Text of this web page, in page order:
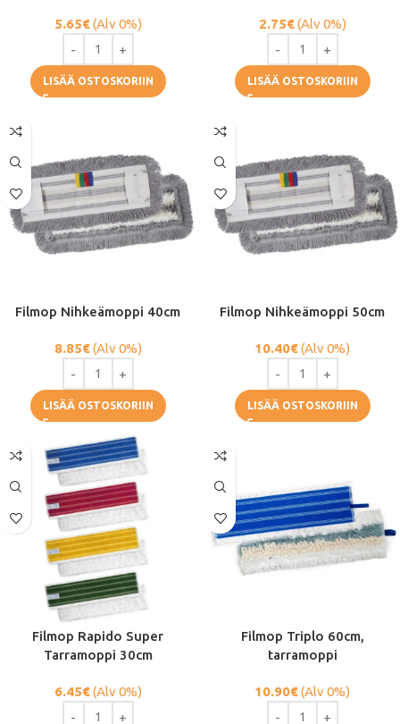
5.65€(Alv 0%)
LISÄÄ OSTOSKORIIN
2.75€(Alv 0%)
LISÄÄ OSTOSKORIIN
Filmop Nihkeämoppi 40cm
8.85€(Alv 0%)
LISÄÄ OSTOSKORIIN
Filmop Nihkeämoppi 50cm
10.40€(Alv 0%)
LISÄÄ OSTOSKORIIN
Filmop Rapido Super
Tarramoppi 30cm
6.45€(Alv 0%)
Filmop Triplo 60cm,
tarramoppi
10.90€(Alv 0%)